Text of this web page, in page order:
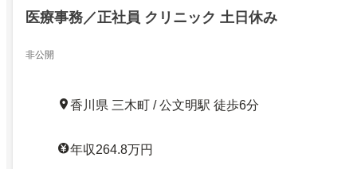
医療事務／正社員 クリニック 土日休み
非公開
香川県 三木町 / 公文明駅 徒歩6分
年収264.8万円